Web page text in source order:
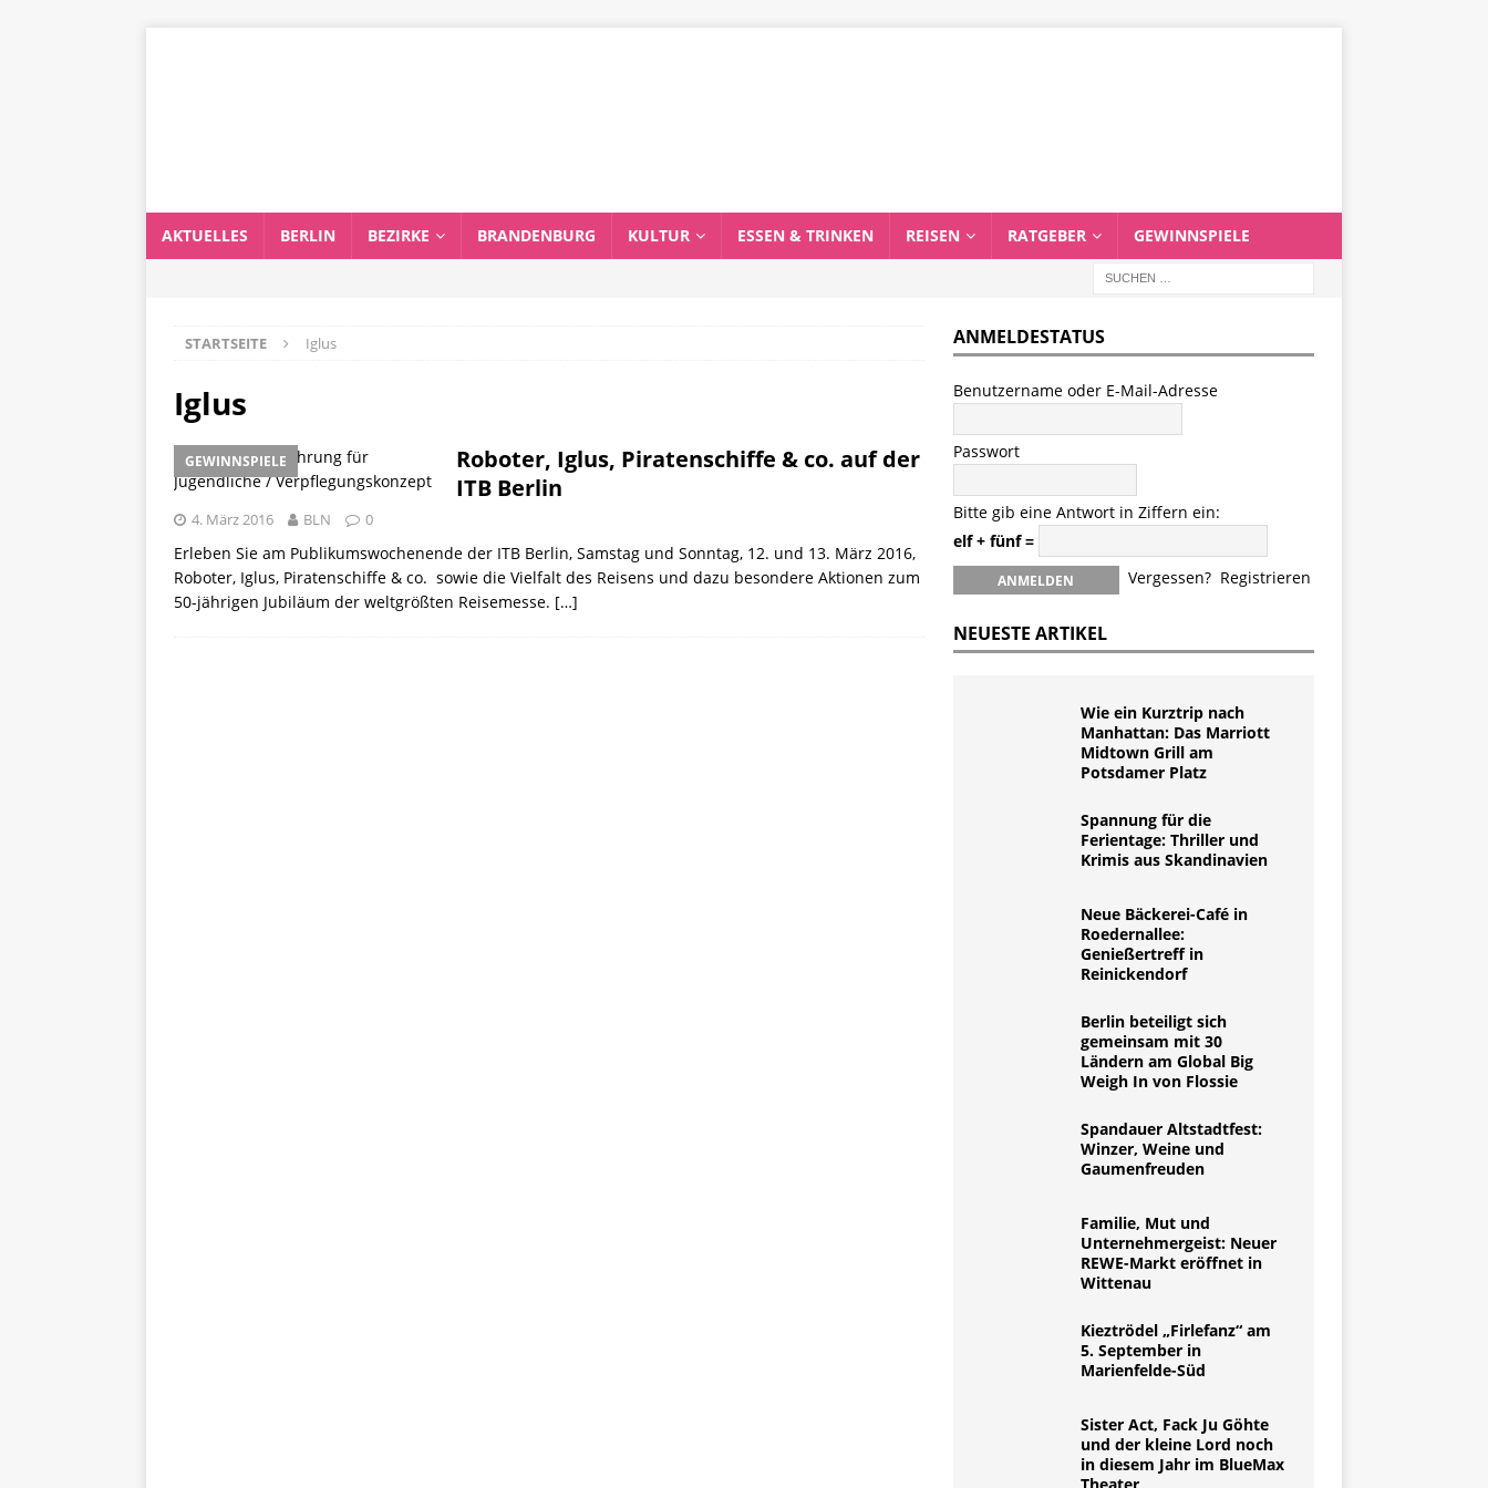
AKTUELLES BERLIN BEZIRKE BRANDENBURG KULTUR ESSEN & TRINKEN REISEN RATGEBER GEWINNSPIELE
STARTSEITE Iglus
Iglus
GEWINNSPIELE
Roboter, Iglus, Piratenschiffe & co. auf der
ITB Berlin
4. März 2016 BLN 0
Erleben Sie am Publikumswochenende der ITB Berlin, Samstag und Sonntag, 12. und 13. März 2016,
Roboter, Iglus, Piratenschiffe & co. sowie die Vielfalt des Reisens und dazu besondere Aktionen zum
50-jährigen Jubiläum der weltgrößten Reisemesse. […]
ANMELDESTATUS
Benutzername oder E-Mail-Adresse
Passwort
Bitte gib eine Antwort in Ziffern ein:
elf + fünf =
Vergessen? Registrieren
NEUESTE ARTIKEL
Wie ein Kurztrip nach
Manhattan: Das Marriott
Midtown Grill am
Potsdamer Platz
Spannung für die
Ferientage: Thriller und
Krimis aus Skandinavien
Neue Bäckerei-Café in
Roedernallee:
Genießertreff in
Reinickendorf
Berlin beteiligt sich
gemeinsam mit 30
Ländern am Global Big
Weigh In von Flossie
Spandauer Altstadtfest:
Winzer, Weine und
Gaumenfreuden
Familie, Mut und
Unternehmergeist: Neuer
REWE-Markt eröffnet in
Wittenau
Kieztrödel „Firlefanz“ am
5. September in
Marienfelde-Süd
Sister Act, Fack Ju Göhte
und der kleine Lord noch
in diesem Jahr im BlueMax
Theater